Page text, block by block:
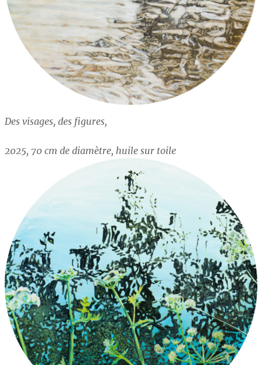
Des visages, des figures,
2025, 70 cm de diamètre, huile sur toile